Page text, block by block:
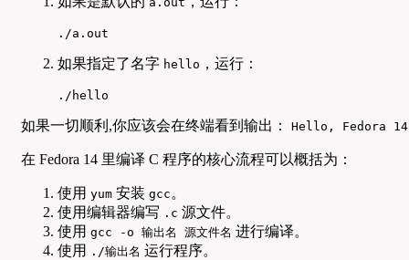
./a.out
如果指定了名字 hello ，运行：
./hello
如果一切顺利,你应该会在终端看到输出： Hello, Fedora
在 Fedora 14 里编译 C 程序的核心流程可以概括为：
使用 yum 安装 gcc 。
使用编辑器编写 .c 源文件。
使用 gcc -o 输出名 源文件名 进行编译。
使用
./输出名 运行程序。